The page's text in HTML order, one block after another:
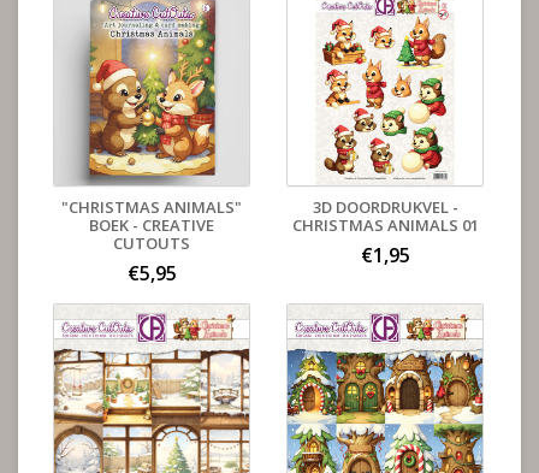
"CHRISTMAS ANIMALS"
BOEK - CREATIVE
CUTOUTS
€5,95
3D DOORDRUKVEL -
CHRISTMAS ANIMALS 01
€1,95